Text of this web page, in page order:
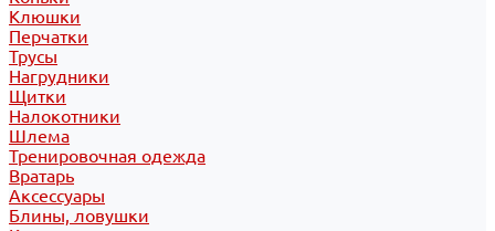
Клюшки
Перчатки
Трусы
Нагрудники
Щитки
Налокотники
Шлема
Тренировочная одежда
Вратарь
Аксессуары
Блины, ловушки